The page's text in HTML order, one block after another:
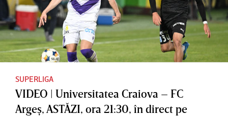
SUPERLIGA
VIDEO | Universitatea Craiova – FC
Argeş, ASTĂZI, ora 21:30, în direct pe